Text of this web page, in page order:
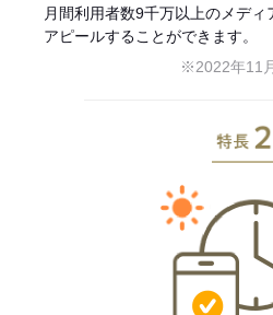
月間利用者数9千万以上のメデ
アピールすることができます。
※2022年11